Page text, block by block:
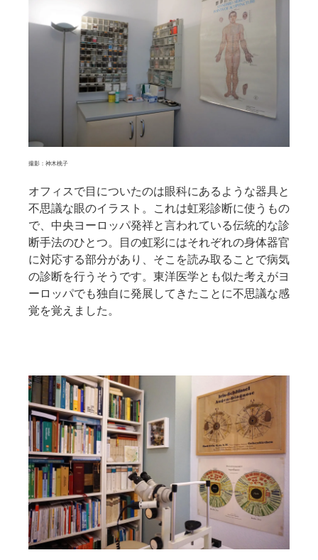
撮影：神木桃子
オフィスで目についたのは眼科にあるような器具と
不思議な眼のイラスト。これは虹彩診断に使うもの
で、中央ヨーロッパ発祥と言われている伝統的な診
断手法のひとつ。目の虹彩にはそれぞれの身体器官
に対応する部分があり、そこを読み取ることで病気
の診断を行うそうです。東洋医学とも似た考えがヨ
ーロッパでも独自に発展してきたことに不思議な感
覚を覚えました。